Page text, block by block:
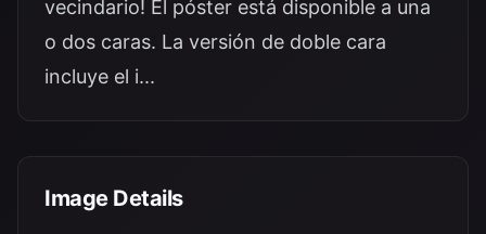
vecindario! El póster está disponible a una
o dos caras. La versión de doble cara
incluye el i...
Image Details